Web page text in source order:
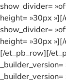
show_divider=
height= »30px
show_divider=
height= »30px
[/et_pb_row][/